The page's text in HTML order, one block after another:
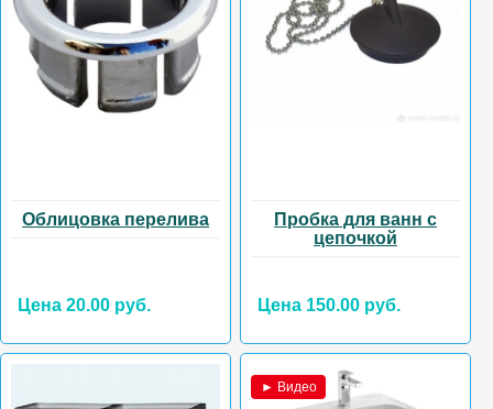
Облицовка перелива
Цена 20.00 руб.
Пробка для ванн с
цепочкой
Цена 150.00 руб.
► Видео